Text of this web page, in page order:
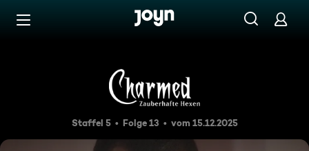
Zum Inhalt springen
Quälgeister
Staffel 5 Folge 13 vom 15.12.2025